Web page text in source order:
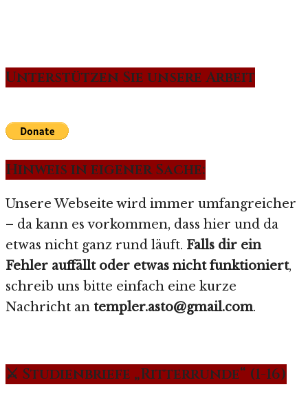
Unterstützen Sie unsere Arbeit
Hinweis in eigener Sache:
Unsere Webseite wird immer umfangreicher
– da kann es vorkommen, dass hier und da
etwas nicht ganz rund läuft. Falls dir ein
Fehler auffällt oder etwas nicht funktioniert,
schreib uns bitte einfach eine kurze
Nachricht an templer.asto@gmail.com.
⚔️ Studienbriefe „Ritterrunde“ (1-16)